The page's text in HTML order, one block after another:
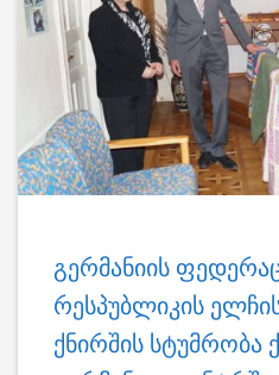
გერმანიის
რესპუბლიკის
ქნირშის